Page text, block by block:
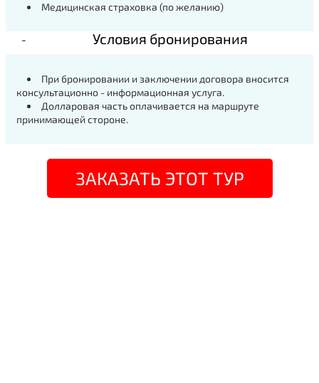
Медицинская страховка (по желанию)
Условия бронирования
При бронировании и заключении договора вносится
консультационно - информационная услуга.
Долларовая часть оплачивается на маршруте
принимающей стороне.
ЗАКАЗАТЬ ЭТОТ ТУР